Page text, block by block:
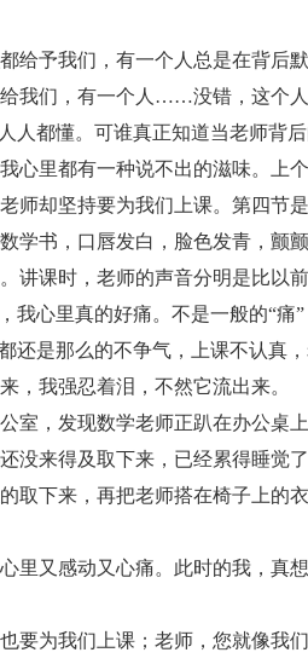
给予我们，有一个人总是在背后
我们，有一个人……没错，这个人
人都懂。可谁真正知道当老师背后
心里都有一种说不出的滋味。上
师却坚持要为我们上课。第四节
学书，口唇发白，脸色发青，颤
讲课时，老师的声音分明是比以
我心里真的好痛。不是一般的“痛
还是那么的不争气，上课不认真
，我强忍着泪，不然它流出来。
室，发现数学老师正趴在办公桌
没来得及取下来，已经累得睡觉
取下来，再把老师搭在椅子上的
里又感动又心痛。此时的我，真
要为我们上课；老师，您就像我